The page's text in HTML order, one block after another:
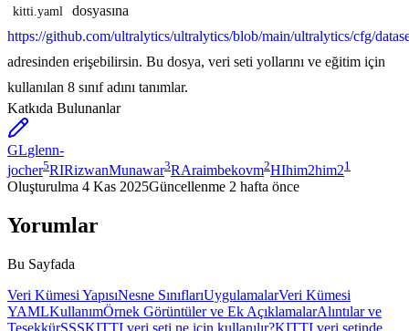
kitti.yaml
dosyasına
https://github.com/ultralytics/ultralytics/blob/main/ultralytics/cfg/
adresinden erişebilirsin. Bu dosya, veri seti yollarını ve eğitim için
kullanılan 8 sınıf adını tanımlar.
Katkıda Bulunanlar
GLglenn-
jocher5RIRizwanMunawar3RAraimbekovm2HIhim2him21
Oluşturulma 4 Kas 2025Güncellenme 2 hafta önce
Yorumlar
Bu Sayfada
Veri Kümesi YapısıNesne SınıflarıUygulamalarVeri Kümesi
YAMLKullanımÖrnek Görüntüler ve Ek AçıklamalarAlıntılar ve